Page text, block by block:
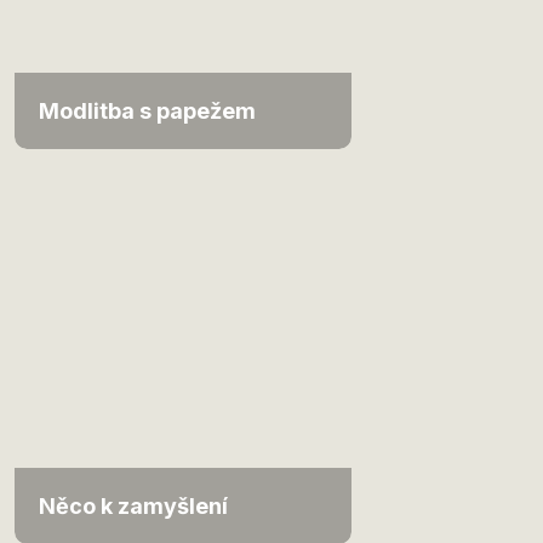
Modlitba s papežem
Něco k zamyšlení